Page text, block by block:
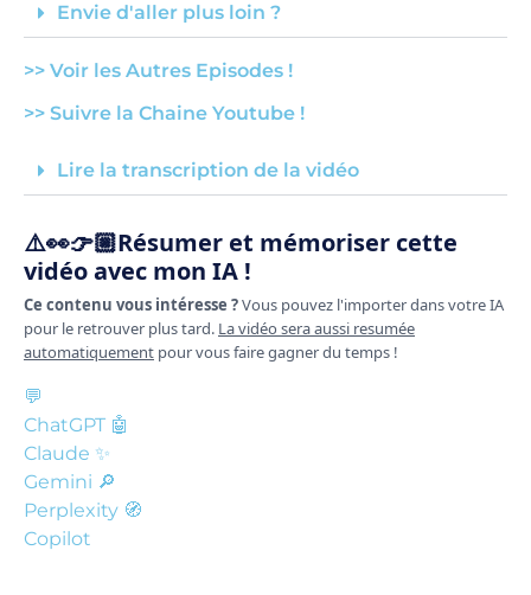
Envie d'aller plus loin ?
>> Voir les Autres Episodes !
>> Suivre la Chaine Youtube !
Lire la transcription de la vidéo
⚠️👀👉🏼Résumer et mémoriser cette
vidéo avec mon IA !
Ce contenu vous intéresse ?Vous pouvez l'importer dans votre IA
pour le retrouver plus tard. La vidéo sera aussi resumée
automatiquement pour vous faire gagner du temps !
💬
ChatGPT 🤖
Claude ✨
Gemini 🔎
Perplexity 🧭
Copilot